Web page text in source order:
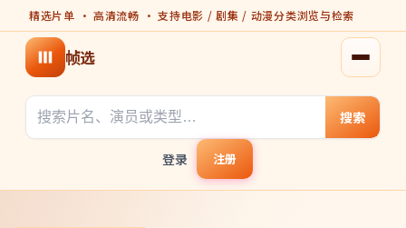
精选片单 · 高清流畅 · 支持电影 / 剧集 / 动漫分类浏览与检索
帧选 打开
搜索
登录 注册